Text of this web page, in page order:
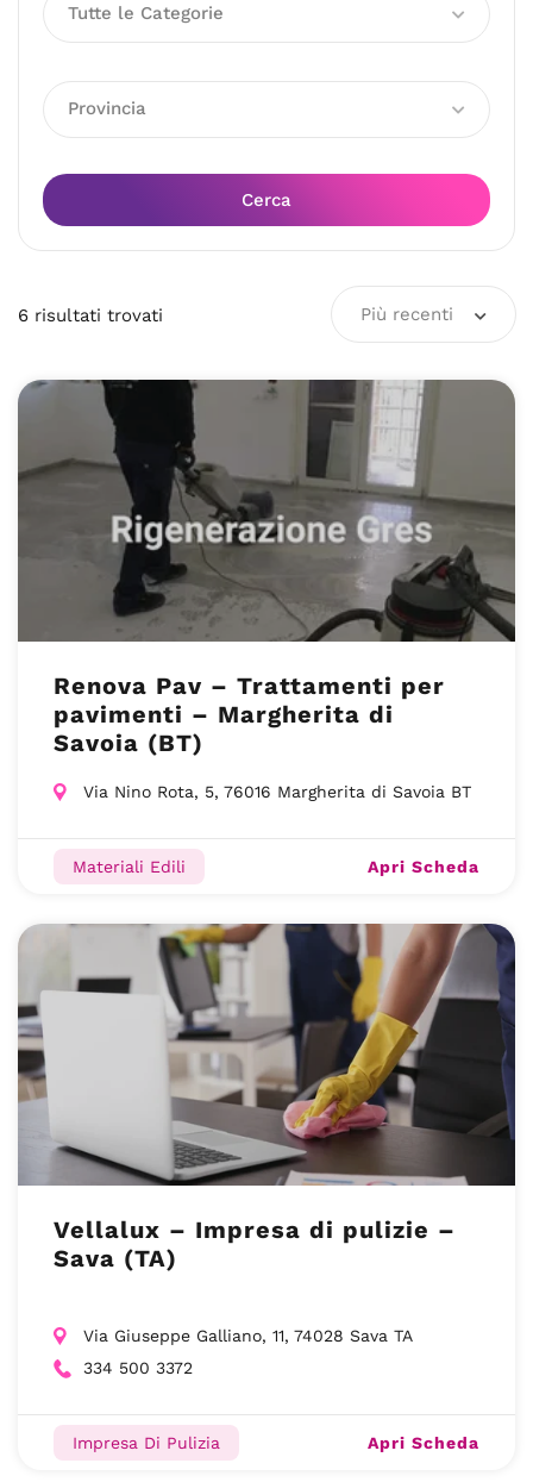
Tutte le Categorie
Provincia
Cerca
6 risultati trovati Più recenti
Renova Pav – Trattamenti per
pavimenti – Margherita di
Savoia (BT)
Via Nino Rota, 5, 76016 Margherita di Savoia BT
Materiali Edili Apri Scheda
Vellalux – Impresa di pulizie –
Sava (TA)
Via Giuseppe Galliano, 11, 74028 Sava TA
334 500 3372
Impresa Di Pulizia Apri Scheda